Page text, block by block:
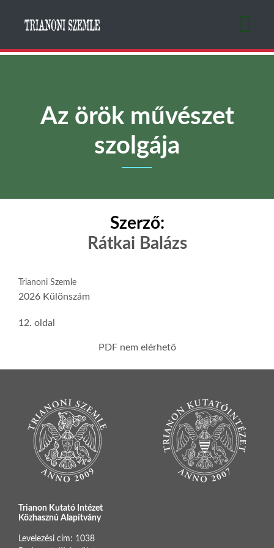
Az örök művészet
szolgája
Szerző:
Rátkai Balázs
Trianoni Szemle
2026 Különszám
12. oldal
PDF nem elérhető
Trianon Kutató Intézet
Közhasznú Alapítvány
Levelezési cím: 1038